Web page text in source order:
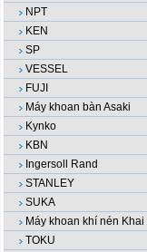
NPT
KEN
SP
VESSEL
FUJI
Máy khoan bàn Asaki
Kynko
KBN
Ingersoll Rand
STANLEY
SUKA
Máy khoan khí nén Khai
TOKU